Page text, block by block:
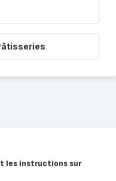
les instructions sur